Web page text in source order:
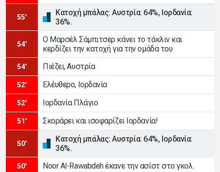
55'
Κατοχή μπάλας: Αυστρία: 64%, Ιορδανία:
36%.
54'
Ο Μαρσέλ Σάμπιτσερ κάνει το τάκλιν και
κερδίζει την κατοχή για την ομάδα του
54' Πιέζει, Αυστρία
52' Ελέυθερο, Ιορδανία
52' Ιορδανία Πλάγιο
51' Σκοράρει και ισοφαρίζει Ιορδανία!
50'
Κατοχή μπάλας: Αυστρία: 64%, Ιορδανία:
36%.
50' Noor Al-Rawabdeh έκανε την ασίστ στο γκολ.